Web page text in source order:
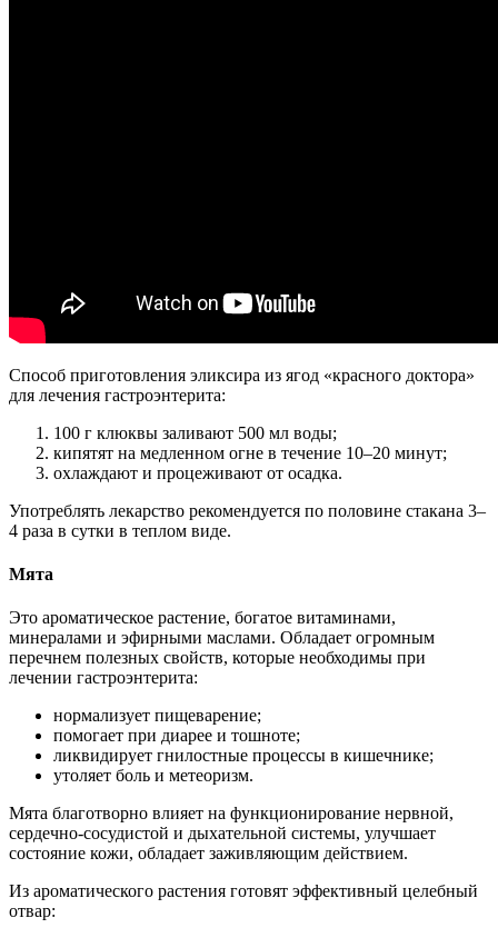
Способ приготовления эликсира из ягод «красного доктора»
для лечения гастроэнтерита:
100 г клюквы заливают 500 мл воды;
кипятят на медленном огне в течение 10–20 минут;
охлаждают и процеживают от осадка.
Употреблять лекарство рекомендуется по половине стакана 3–
4 раза в сутки в теплом виде.
Мята
Это ароматическое растение, богатое витаминами,
минералами и эфирными маслами. Обладает огромным
перечнем полезных свойств, которые необходимы при
лечении гастроэнтерита:
нормализует пищеварение;
помогает при диарее и тошноте;
ликвидирует гнилостные процессы в кишечнике;
утоляет боль и метеоризм.
Мята благотворно влияет на функционирование нервной,
сердечно-сосудистой и дыхательной системы, улучшает
состояние кожи, обладает заживляющим действием.
Из ароматического растения готовят эффективный целебный
отвар: